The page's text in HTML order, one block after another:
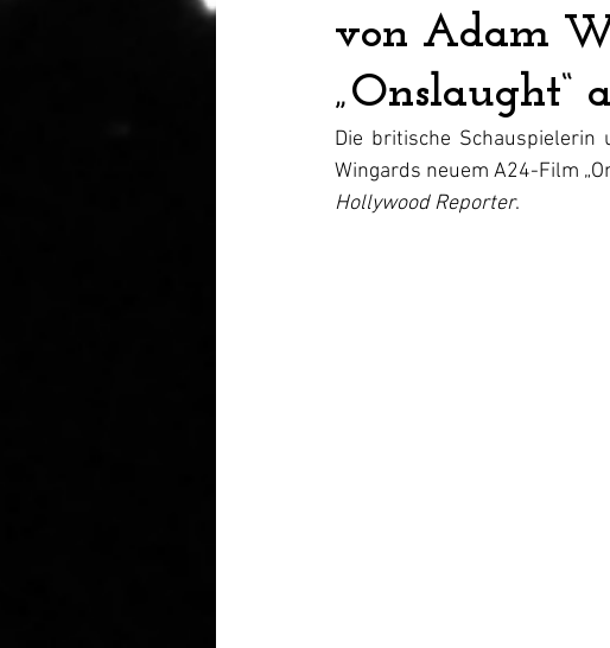
von Adam
„Onslaught“
Die britische Schauspielerin
Wingards neuem A24-Film
Hollywood Reporter.